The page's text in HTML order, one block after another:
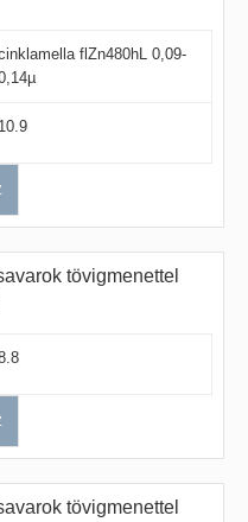
flZn480hL 0,09-
10.9
tövigmenettel
tövigmenettel